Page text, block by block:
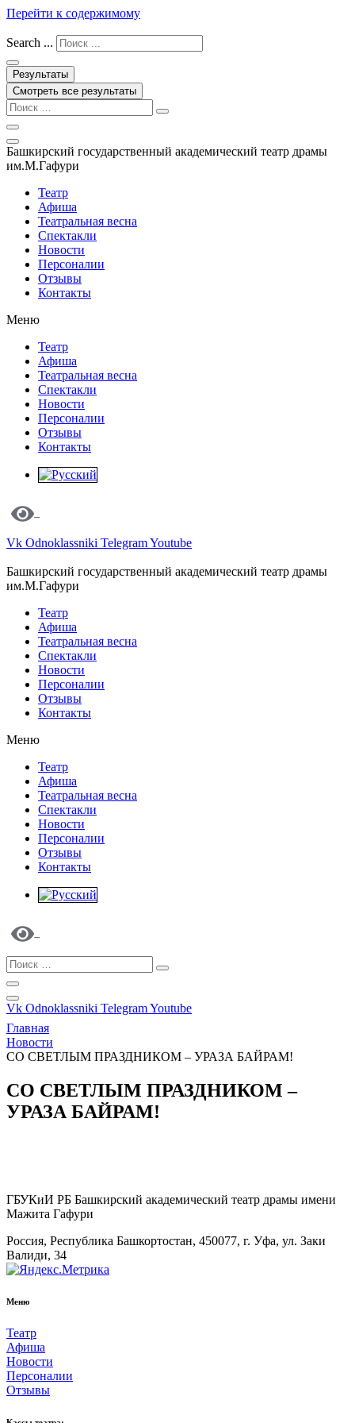
Перейти к содержимому
Search ...
Результаты
Смотреть все результаты
Башкирский государственный академический театр драмы
им.М.Гафури
Театр
Афиша
Театральная весна
Спектакли
Новости
Персоналии
Отзывы
Контакты
Меню
Театр
Афиша
Театральная весна
Спектакли
Новости
Персоналии
Отзывы
Контакты
Vk Odnoklassniki TelegramYoutube
Башкирский государственный академический театр драмы
им.М.Гафури
Театр
Афиша
Театральная весна
Спектакли
Новости
Персоналии
Отзывы
Контакты
Меню
Театр
Афиша
Театральная весна
Спектакли
Новости
Персоналии
Отзывы
Контакты
Vk Odnoklassniki TelegramYoutube
Главная
Новости
СО СВЕТЛЫМ ПРАЗДНИКОМ – УРАЗА БАЙРАМ!
СО СВЕТЛЫМ ПРАЗДНИКОМ –
УРАЗА БАЙРАМ!
ГБУКиИ РБ Башкирский академический театр драмы имени
Мажита Гафури
Россия, Республика Башкортостан, 450077, г. Уфа, ул. Заки
Валиди, 34
Меню
Театр
Афиша
Новости
Персоналии
Отзывы